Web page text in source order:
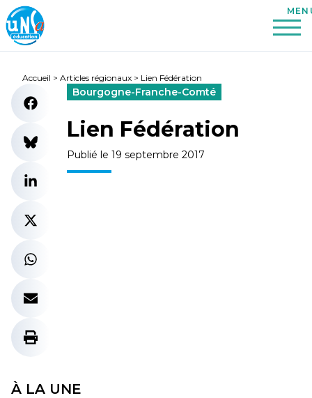
Accueil > Articles régionaux > Lien Fédération
Bourgogne-Franche-Comté
Lien Fédération
Publié le 19 septembre 2017
À LA UNE